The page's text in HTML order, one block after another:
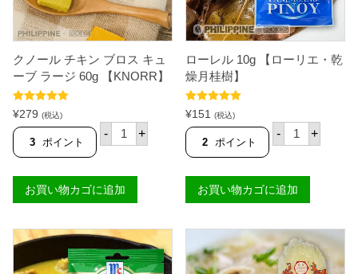
ク
ス
3
g
【
M
A
I
A
'
S
個
】
個
クノール チキン ブロス キュ
ーブ ラージ 60g 【KNORR】
5段階中5.00
の評価
¥279 (税込)
3 ポイント
- ク
ノ
チ
キ
ン
ロ
ス
キ
ュ
+
お買い物カゴに追加
ローレル 10g 【ローリエ・乾
燥月桂樹】
5段階中5.00
の評価
¥151 (税込)
2 ポイント
- ロ
ー
1
0
g
ロ
ー
リ
エ
+
お買い物カゴに追加